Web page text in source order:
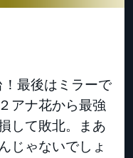
最後はミラーで
アナ花から最強
して敗北。まあ
じゃないでしょ